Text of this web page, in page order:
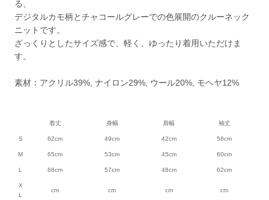
る、
デジタルカモ柄とチャコールグレーでの色展開のクルーネック
ニットです。
ざっくりとしたサイズ感で、軽く、ゆったり着用いただけま
す。
素材：アクリル39%, ナイロン29%, ウール20%, モヘヤ12%
着丈 身幅 肩幅 袖丈
S 62cm 49cm 42cm 58cm
M 65cm 53cm 45cm 60cm
L 68cm 57cm 48cm 62cm
X
L
cm cm cm cm